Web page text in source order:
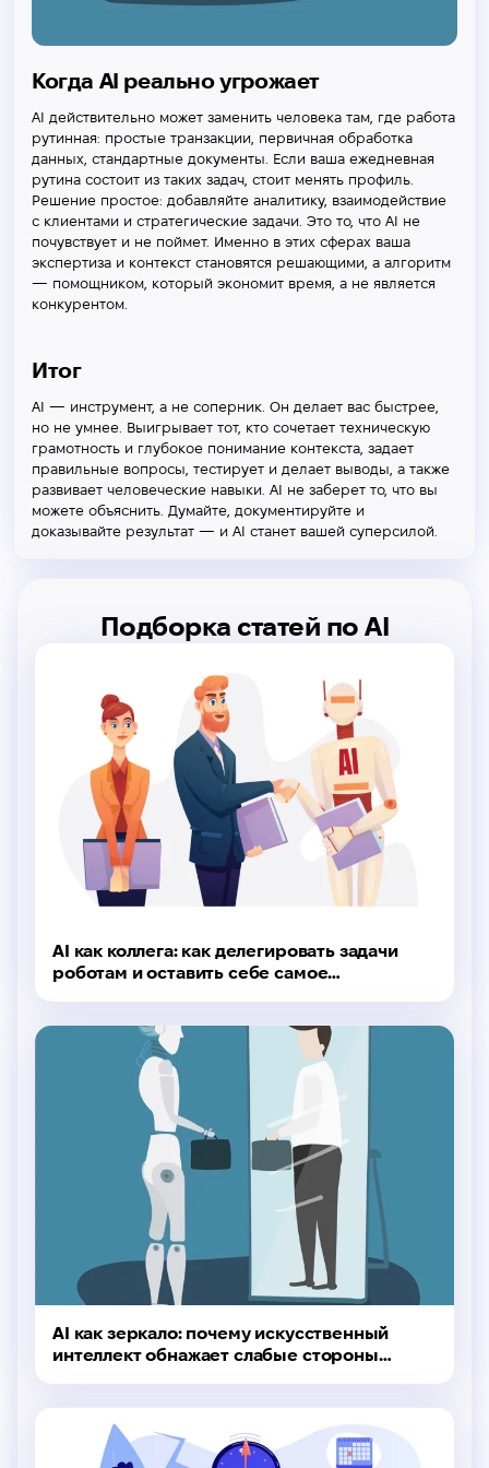
Когда AI реально угрожает
AI действительно может заменить человека там, где работа
рутинная: простые транзакции, первичная обработка
данных, стандартные документы. Если ваша ежедневная
рутина состоит из таких задач, стоит менять профиль.
Решение простое: добавляйте аналитику, взаимодействие
с клиентами и стратегические задачи. Это то, что AI не
почувствует и не поймет. Именно в этих сферах ваша
экспертиза и контекст становятся решающими, а алгоритм
— помощником, который экономит время, а не является
конкурентом.
Итог
AI — инструмент, а не соперник. Он делает вас быстрее,
но не умнее. Выигрывает тот, кто сочетает техническую
грамотность и глубокое понимание контекста, задает
правильные вопросы, тестирует и делает выводы, а также
развивает человеческие навыки. AI не заберет то, что вы
можете объяснить. Думайте, документируйте и
доказывайте результат — и AI станет вашей суперсилой.
Подборка статей по AI
AI как коллега: как делегировать задачи
роботам и оставить себе самое
AI как зеркало: почему искусственный
интеллект обнажает слабые стороны